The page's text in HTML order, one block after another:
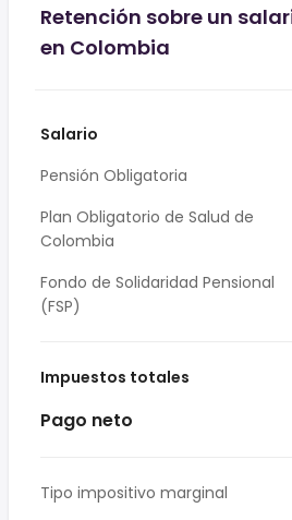
Retención sobre un
en Colombia
Salario
Pensión Obligatoria
Plan Obligatorio de Salud de
Colombia
Fondo de Solidaridad Pensional
(FSP)
Impuestos totales
Pago neto
Tipo impositivo marginal